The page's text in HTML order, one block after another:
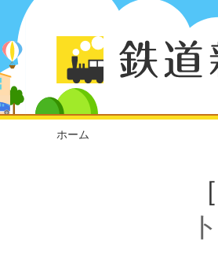
ホーム
［
ト